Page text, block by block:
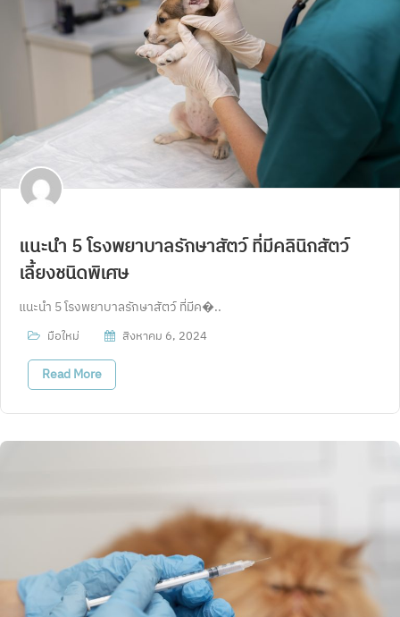
แนะนำ 5 โรงพยาบาลรักษาสัตว์ ที่มีคลินิกสัตว์
เลี้ยงชนิดพิเศษ
แนะนำ 5 โรงพยาบาลรักษาสัตว์ ที่มีค�..
มือใหม่ สิงหาคม 6, 2024
Read More